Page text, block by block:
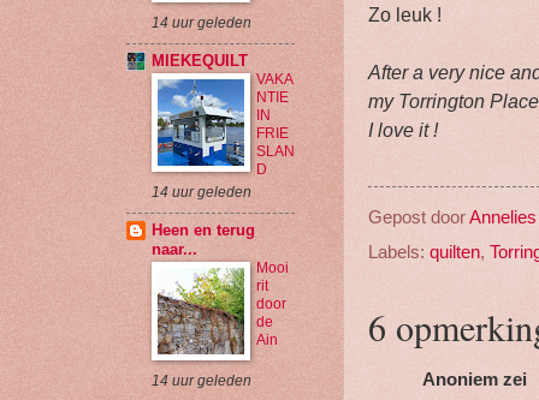
Zo leuk !
After a very nice
my Torrington
I love it !
Gepost doorAnnelies
Labels: quilten,
6
Anoniem zei
14 uur geleden
MIEKEQUILT
VAKA
NTIE
IN
FRIE
SLAN
D
14 uur geleden
Heen en terug
naar...
Mooi
rit
door
de
Ain
14 uur geleden